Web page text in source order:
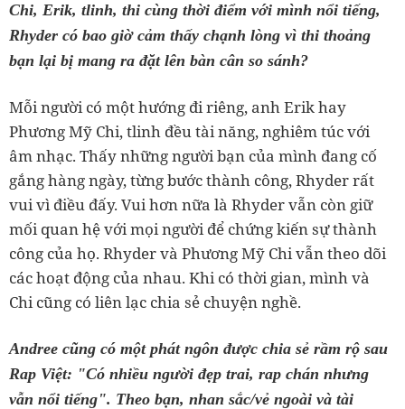
Chi, Erik, tlinh, thi cùng thời điểm với mình nổi tiếng,
Rhyder có bao giờ cảm thấy chạnh lòng vì thi thoảng
bạn lại bị mang ra đặt lên bàn cân so sánh?
Mỗi người có một hướng đi riêng, anh Erik hay
Phương Mỹ Chi, tlinh đều tài năng, nghiêm túc với
âm nhạc. Thấy những người bạn của mình đang cố
gắng hàng ngày, từng bước thành công, Rhyder rất
vui vì điều đấy. Vui hơn nữa là Rhyder vẫn còn giữ
mối quan hệ với mọi người để chứng kiến sự thành
công của họ. Rhyder và Phương Mỹ Chi vẫn theo dõi
các hoạt động của nhau. Khi có thời gian, mình và
Chi cũng có liên lạc chia sẻ chuyện nghề.
Andree cũng có một phát ngôn được chia sẻ rầm rộ sau
Rap Việt: "Có nhiều người đẹp trai, rap chán nhưng
vẫn nổi tiếng". Theo bạn, nhan sắc/vẻ ngoài và tài